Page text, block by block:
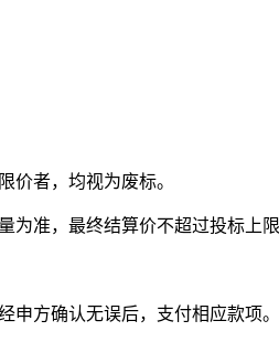
价者，均视为废标。
为准，最终结算价不超过投标上限
申方确认无误后，支付相应款项。